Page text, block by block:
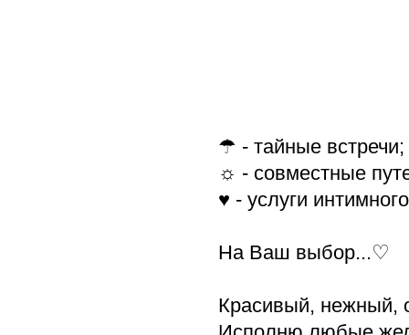
☂ - тайные встречи;
☼ - совместные
♥ - услуги
На Ваш выбор...♡
Красивый, нежный,